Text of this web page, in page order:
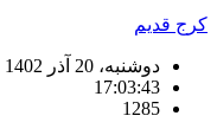
کرج قدیم
دوشنبه، 20 آذر 1402
17:03:43
1285